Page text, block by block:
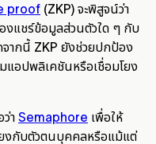
proof (ZKP) จะพิสูจน์ว่า
งแชร์ข้อมูลส่วนตัวใด ๆ กับ
ากนี้ ZKP ยังช่วยปกป้อง
แอปพลิเคชันหรือเชื่อมโยง
า Semaphore เพื่อให้
ยงกับตัวตนบุคคลหรือแม้แต่